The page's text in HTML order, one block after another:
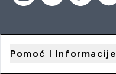
Pomoć I Informacije